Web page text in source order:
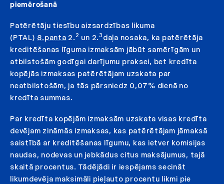
piemērošanā
Patērētāju tiesību aizsardzības likuma
(PTAL) 8.panta 2. 2 un 2.3 daļa nosaka, ka patērētāja
kreditēšanas līguma izmaksām jābūt samērīgām un
atbilstošām godīgai darījumu praksei, bet kredīta
kopējās izmaksas patērētājam uzskata par
neatbilstošām, ja tās pārsniedz 0,07% dienā no
kredīta summas.
Par kredīta kopējām izmaksām uzskata visas kredīta
devējam zināmās izmaksas, kas patērētājam jāmaksā
saistībā ar kreditēšanas līgumu, kas ietver komisijas
naudas, nodevas un jebkādus citus maksājumus, tajā
skaitā procentus. Tādējādi ir iespējams secināt
likumdevēja maksimāli pieļauto procentu likmi pie